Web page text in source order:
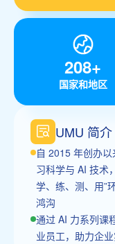
208+
国家和地区
UMU 简介
自 2015 年创办
习科学与 AI 技术
学、练、测、用”
鸿沟
通过 AI 力系列课
业员工，助力企